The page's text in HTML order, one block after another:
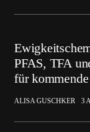
PFAS, TFA
für
ALISA GUSCHKER 3